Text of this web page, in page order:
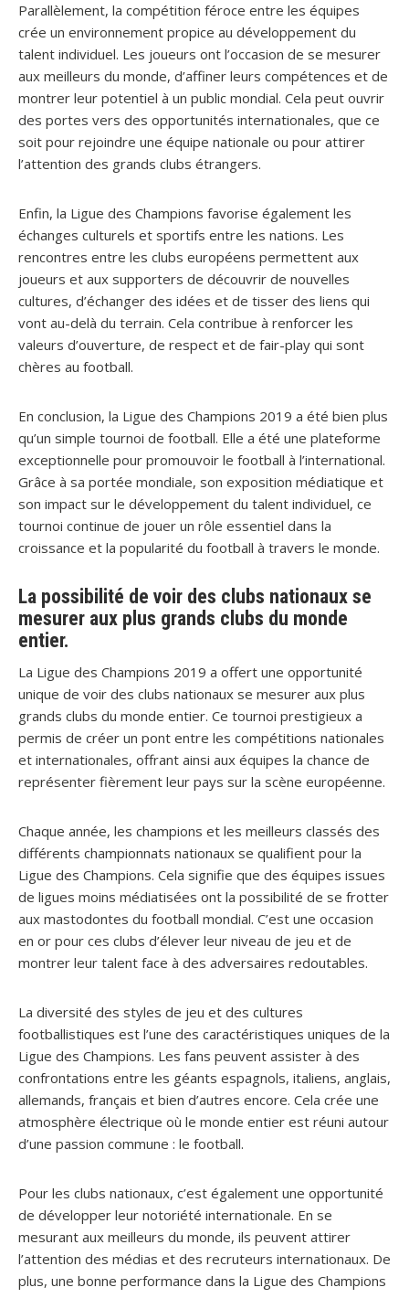
Parallèlement, la compétition féroce entre les équipes
crée un environnement propice au développement du
talent individuel. Les joueurs ont l’occasion de se mesurer
aux meilleurs du monde, d’affiner leurs compétences et de
montrer leur potentiel à un public mondial. Cela peut ouvrir
des portes vers des opportunités internationales, que ce
soit pour rejoindre une équipe nationale ou pour attirer
l’attention des grands clubs étrangers.
Enfin, la Ligue des Champions favorise également les
échanges culturels et sportifs entre les nations. Les
rencontres entre les clubs européens permettent aux
joueurs et aux supporters de découvrir de nouvelles
cultures, d’échanger des idées et de tisser des liens qui
vont au-delà du terrain. Cela contribue à renforcer les
valeurs d’ouverture, de respect et de fair-play qui sont
chères au football.
En conclusion, la Ligue des Champions 2019 a été bien plus
qu’un simple tournoi de football. Elle a été une plateforme
exceptionnelle pour promouvoir le football à l’international.
Grâce à sa portée mondiale, son exposition médiatique et
son impact sur le développement du talent individuel, ce
tournoi continue de jouer un rôle essentiel dans la
croissance et la popularité du football à travers le monde.
La possibilité de voir des clubs nationaux se
mesurer aux plus grands clubs du monde
entier.
La Ligue des Champions 2019 a offert une opportunité
unique de voir des clubs nationaux se mesurer aux plus
grands clubs du monde entier. Ce tournoi prestigieux a
permis de créer un pont entre les compétitions nationales
et internationales, offrant ainsi aux équipes la chance de
représenter fièrement leur pays sur la scène européenne.
Chaque année, les champions et les meilleurs classés des
différents championnats nationaux se qualifient pour la
Ligue des Champions. Cela signifie que des équipes issues
de ligues moins médiatisées ont la possibilité de se frotter
aux mastodontes du football mondial. C’est une occasion
en or pour ces clubs d’élever leur niveau de jeu et de
montrer leur talent face à des adversaires redoutables.
La diversité des styles de jeu et des cultures
footballistiques est l’une des caractéristiques uniques de la
Ligue des Champions. Les fans peuvent assister à des
confrontations entre les géants espagnols, italiens, anglais,
allemands, français et bien d’autres encore. Cela crée une
atmosphère électrique où le monde entier est réuni autour
d’une passion commune : le football.
Pour les clubs nationaux, c’est également une opportunité
de développer leur notoriété internationale. En se
mesurant aux meilleurs du monde, ils peuvent attirer
l’attention des médias et des recruteurs internationaux. De
plus, une bonne performance dans la Ligue des Champions